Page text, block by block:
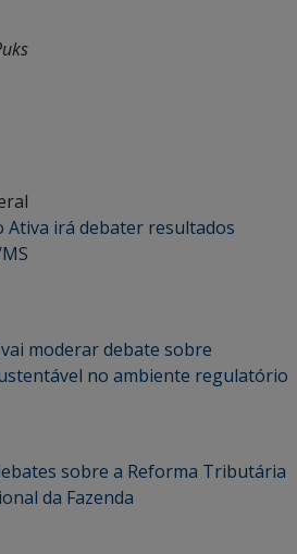
Ativa irá debater resultados
moderar debate sobre
no ambiente regulatório
sobre a Reforma Tributária
da Fazenda